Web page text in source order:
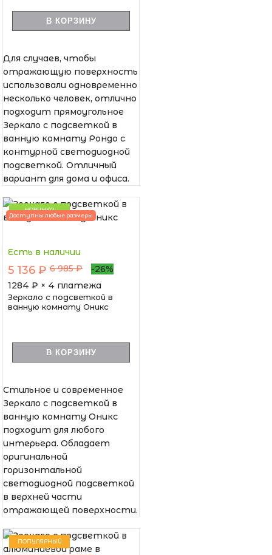
В КОРЗИНУ
Для случаев, чтобы
отражающую поверхность
использовали одновременно
несколько человек, отлично
подходит прямоугольное
Зеркало с подсветкой в
ванную комнату Рондо с
контурной светодиодной
подсветкой. Отличный
вариант для дома и офиса.
НОВИНКА
Доступны любые размеры
Есть в наличии
5 136 ₽ 6 985 ₽
-26%
1284 ₽ × 4 платежа
Зеркало с подсветкой в
ванную комнату Оникс
В КОРЗИНУ
Стильное и современное
Зеркало с подсветкой в
ванную комнату Оникс
подходит для любого
интерьера. Обладает
оригинальной
горизонтальной
светодиодной подсветкой
в верхней части
отражающей поверхности.
ПОПУЛЯРНЫЙ